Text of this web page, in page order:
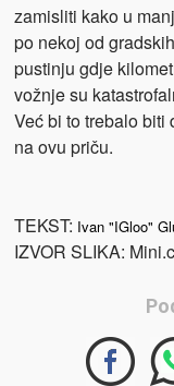
zamisliti kako u
po nekoj od
pustinju gdje
vožnje su
Već bi to trebalo
na ovu priču.
TEKST: Ivan "IGloo"
IZVOR SLIKA: